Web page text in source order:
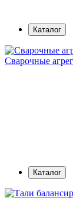
Каталог
Сварочные
Каталог